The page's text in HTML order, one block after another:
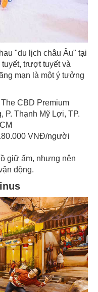
"du lịch châu Âu" tại
trượt tuyết và
mạn là một ý tưởng
CBD Premium
P. Thạnh Mỹ Lợi, TP.
VNĐ/người
giữ ấm, nhưng nên
động.